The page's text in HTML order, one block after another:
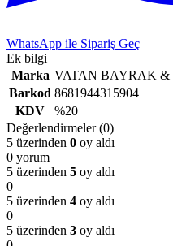
WhatsApp ile Sipariş Geç
Ek bilgi
Marka VATAN BAYRAK &
Barkod 8681944315904
KDV
%20
Değerlendirmeler (0)
5 üzerinden 0 oy aldı
0 yorum
5 üzerinden 5 oy aldı
0
5 üzerinden 4 oy aldı
0
5 üzerinden 3 oy aldı